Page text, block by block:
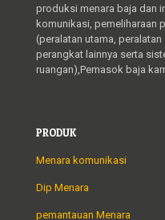
produksi menara baja dan
komunikasi, pemeliharaan
(peralatan utama,
perangkat lainnya serta
ruangan),Pemasok baja
PRODUK
Menara komunikasi
Dip Menara
pemantauan Menara